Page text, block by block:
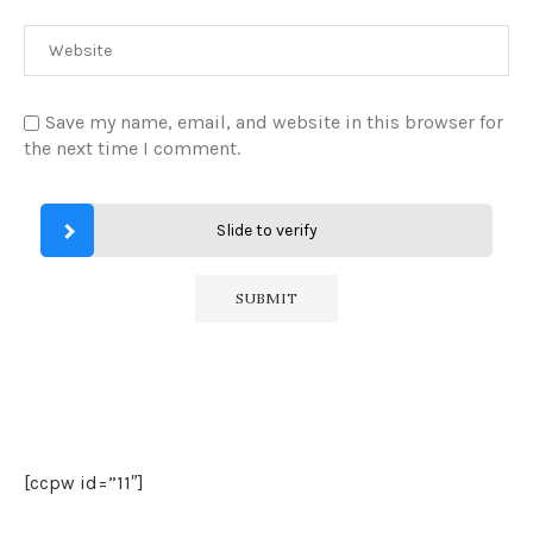
Save my name, email, and website in this browser for
the next time I comment.
Slide to verify
[ccpw id=”11″]